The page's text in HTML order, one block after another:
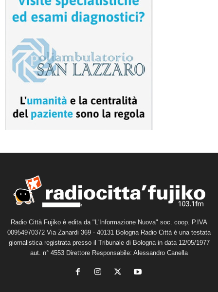
Radio Città Fujiko è edita da "L'Informazione Nuova" soc. coop. P.IVA
00954970372 Via Zanardi 369 - 40131 Bologna Radio Città è una testata
giornalistica registrata presso il Tribunale di Bologna in data 12/05/1977
aut. n° 4553 Direttore Responsabile: Alessandro Canella